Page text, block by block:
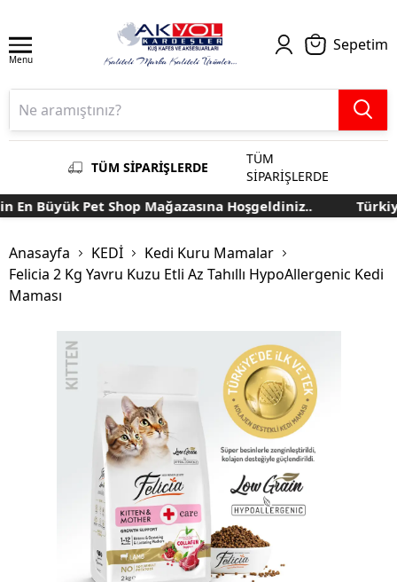
Menu
Sepetim
TÜM SİPARİŞLERDE
TÜM
SİPARİŞLERDE
Büyük Pet Shop Mağazasına Hoşgeldiniz..
Anasayfa KEDİ
Kedi Kuru Mamalar
Felicia 2 Kg Yavru Kuzu Etli Az Tahıllı HypoAllergenic Kedi
Maması